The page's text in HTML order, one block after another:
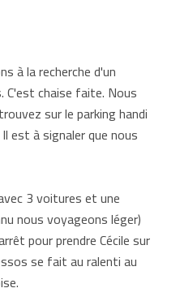
à la recherche d'un
C'est chaise faite. Nous
sur le parking handi
est à signaler que nous
3 voitures et une
nous voyageons léger)
pour prendre Cécile sur
se fait au ralenti au